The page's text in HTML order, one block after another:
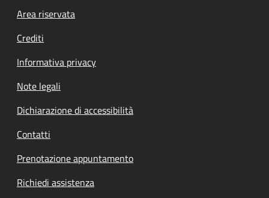
Footer menu
Area riservata
Crediti
Informativa privacy
Note legali
Dichiarazione di accessibilità
Contatti
Prenotazione appuntamento
Richiedi assistenza